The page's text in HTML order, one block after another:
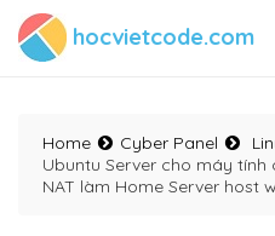
hocvietcode.com
Home Cyber Panel
Ubuntu Server cho máy
NAT làm Home Server host